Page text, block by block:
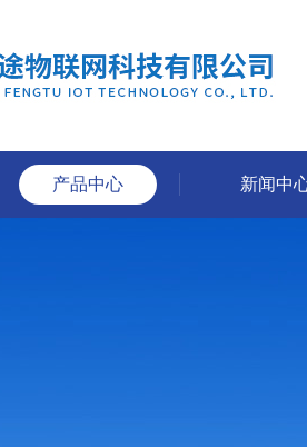
产品中心 新闻中